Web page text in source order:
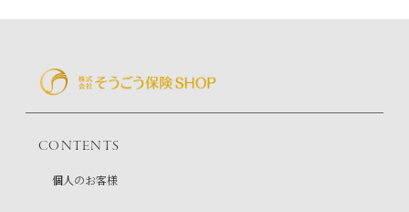
CONTENTS
個人のお客様